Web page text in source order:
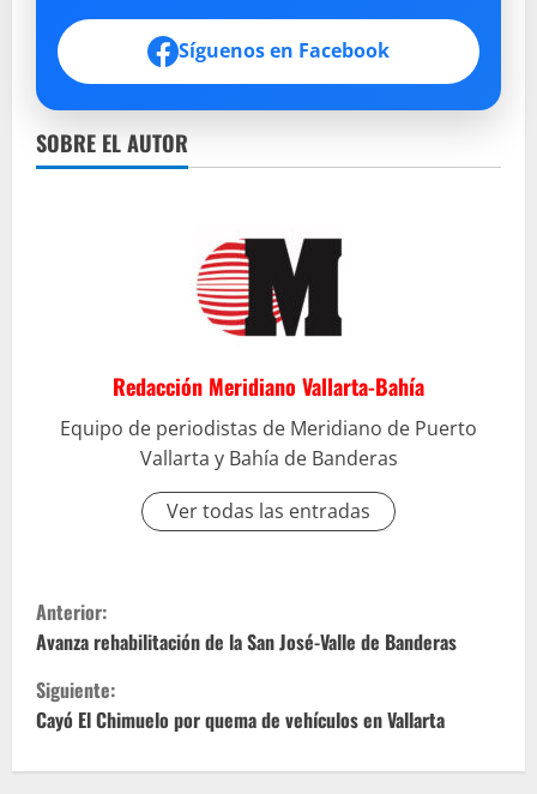
Síguenos en Facebook
SOBRE EL AUTOR
Redacción Meridiano Vallarta-Bahía
Equipo de periodistas de Meridiano de Puerto
Vallarta y Bahía de Banderas
Ver todas las entradas
S
i
g
Anterior:
Avanza rehabilitación de la San José-Valle de Banderas
Siguiente:
Cayó El Chimuelo por quema de vehículos en Vallarta